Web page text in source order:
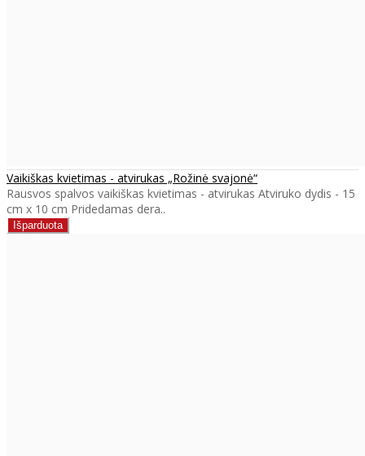
Vaikiškas kvietimas - atvirukas „Rožinė svajonė“
Rausvos spalvos vaikiškas kvietimas - atvirukas Atviruko dydis - 15
cm x 10 cm Pridedamas dera..